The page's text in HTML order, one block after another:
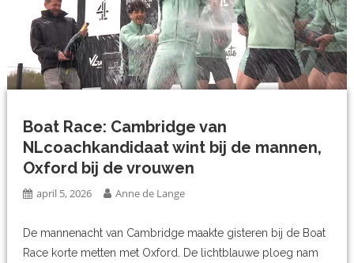
Boat Race: Cambridge van
NLcoachkandidaat wint bij de mannen,
Oxford bij de vrouwen
april 5, 2026 Anne de Lange
De mannenacht van Cambridge maakte gisteren bij de Boat
Race korte metten met Oxford. De lichtblauwe ploeg nam